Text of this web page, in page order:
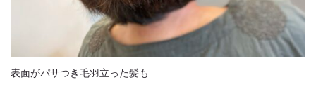
表面がパサつき毛羽立った髪も